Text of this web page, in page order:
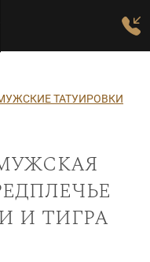
ТАТУИРОВКИ
и тигра